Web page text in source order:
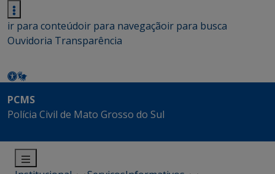
ir para conteúdoir para navegaçãoir para busca
Ouvidoria Transparência
PCMS
Polícia Civil de Mato Grosso do Sul